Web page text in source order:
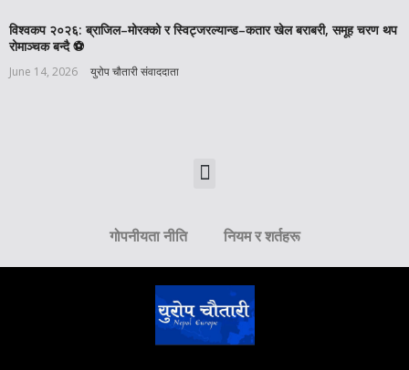
विश्वकप २०२६: ब्राजिल–मोरक्को र स्विट्जरल्यान्ड–कतार खेल बराबरी, समूह चरण थप
रोमाञ्चक बन्दै ⚽️
June 14, 2026 युरोप चौतारी संवाददाता
गोपनीयता नीति नियम र शर्तहरू